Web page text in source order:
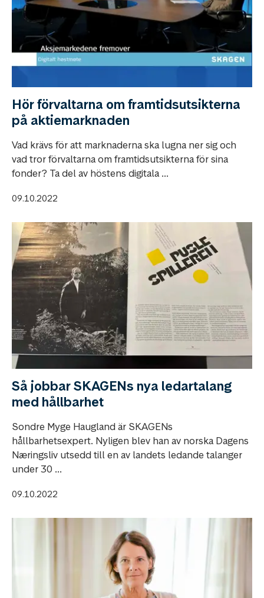
Hör förvaltarna om framtidsutsikterna
på aktiemarknaden
Vad krävs för att marknaderna ska lugna ner sig och
vad tror förvaltarna om framtidsutsikterna för sina
fonder? Ta del av höstens digitala ...
09.10.2022
Så jobbar SKAGENs nya ledartalang
med hållbarhet
Sondre Myge Haugland är SKAGENs
hållbarhetsexpert. Nyligen blev han av norska Dagens
Næringsliv utsedd till en av landets ledande talanger
under 30 ...
09.10.2022